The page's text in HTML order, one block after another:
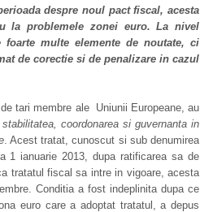
despre noul pact fiscal, acesta
la problemele zonei euro. La nivel
multe elemente de noutate, ci
de corectie si de penalizare in cazul
tari membre ale Uniunii Europeane, au
coordonarea si guvernanta in
. Acest tratat, cunoscut si sub denumirea
1 ianuarie 2013, dupa ratificarea sa de
tratatul fiscal sa intre in vigoare, acesta
Conditia a fost indeplinita dupa ce
euro care a adoptat tratatul, a depus